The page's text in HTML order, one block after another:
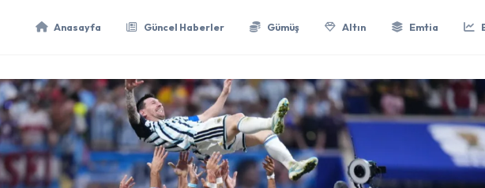
Anasayfa Güncel Haberler Gümüş Altın Emtia